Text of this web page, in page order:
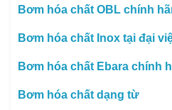
Bơm hóa chất OBL chính
Bơm hóa chất Inox tại đại
Bơm hóa chất Ebara chính
Bơm hóa chất dạng từ